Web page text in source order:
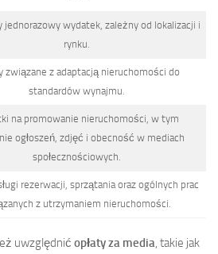
jednorazowy wydatek, zależny od lokalizacji i
rynku.
związane z adaptacją nieruchomości do
standardów wynajmu.
na promowanie nieruchomości, w tym
ogłoszeń, zdjęć i obecność w mediach
społecznościowych.
rezerwacji, sprzątania oraz ogólnych prac
z utrzymaniem nieruchomości.
uwzględnić opłaty za media, takie jak